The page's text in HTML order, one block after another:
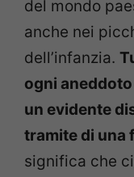
del mondo
anche nei
dell’infanzia.
ogni
un evidente
tramite di una
significa che